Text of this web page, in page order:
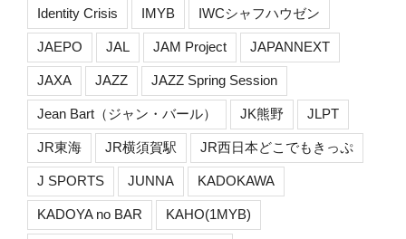
Identity Crisis IMYB IWCシャフハウゼン
JAEPO JAL JAM Project JAPANNEXT
JAXA JAZZ JAZZ Spring Session
Jean Bart（ジャン・バール） JK熊野 JLPT
JR東海 JR横須賀駅 JR西日本どこでもきっぷ
J SPORTS JUNNA KADOKAWA
KADOYA no BAR KAHO(1MYB)